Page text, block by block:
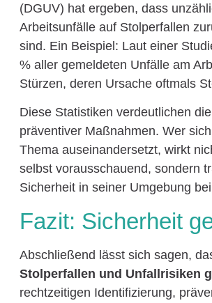
(DGUV) hat ergeben, dass
Arbeitsunfälle auf Stolperfallen
sind. Ein Beispiel: Laut einer
% aller gemeldeten Unfälle am
Stürzen, deren Ursache oftmals
Diese Statistiken verdeutlichen
präventiver Maßnahmen. Wer
Thema auseinandersetzt, wirkt
selbst vorausschauend, sondern
Sicherheit in seiner Umgebung
Fazit: Sicherheit
Abschließend lässt sich sagen,
Stolperfallen und Unfallrisiken
rechtzeitigen Identifizierung,